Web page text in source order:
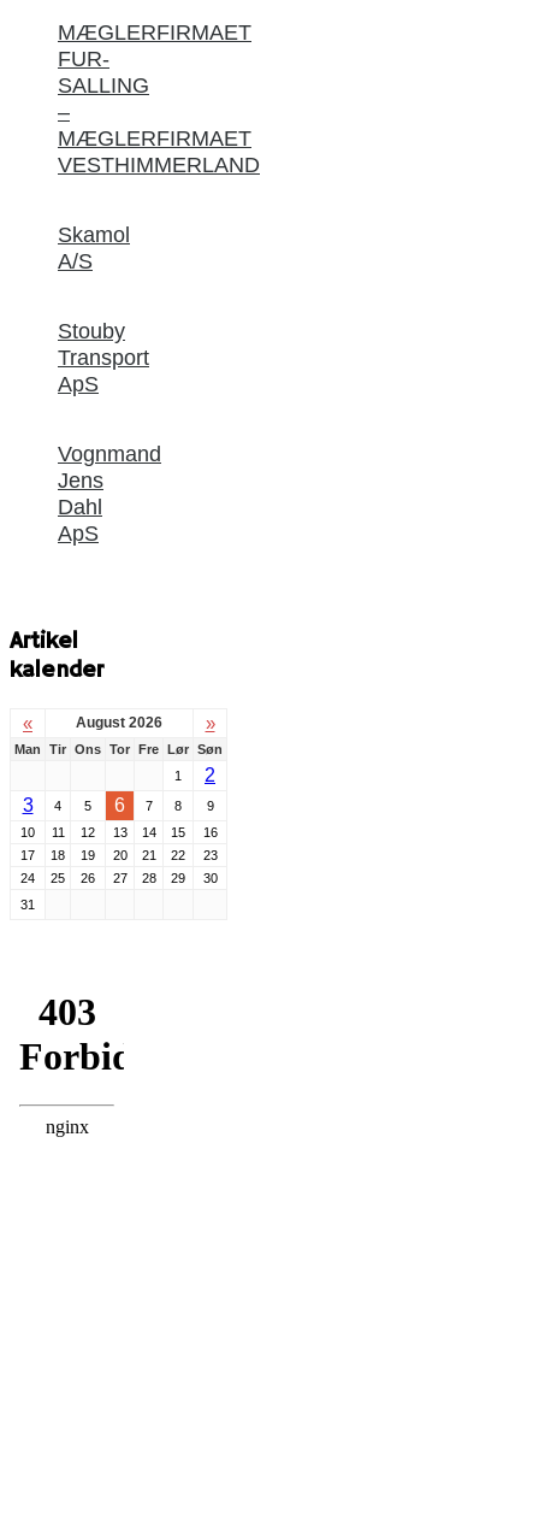
MÆGLERFIRMAET
FUR-
SALLING
–
MÆGLERFIRMAET
VESTHIMMERLAND
Skamol
A/S
Stouby
Transport
ApS
Vognmand
Jens
Dahl
ApS
Artikel
kalender
« August 2026 »
Man Tir Ons Tor Fre Lør Søn
1
2
3
4 5 6 7 8
9
10
11 12 13 14 15
16
17
18 19 20 21 22
23
24
25 26 27 28 29
30
31